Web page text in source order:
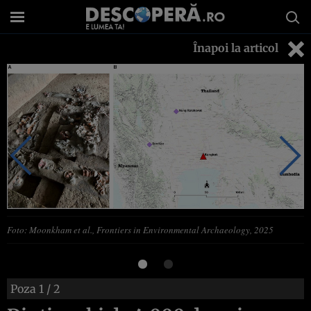
Înapoi la articol
Foto: Moonkham et al., Frontiers in Environmental Archaeology, 2025
Poza 1 / 2